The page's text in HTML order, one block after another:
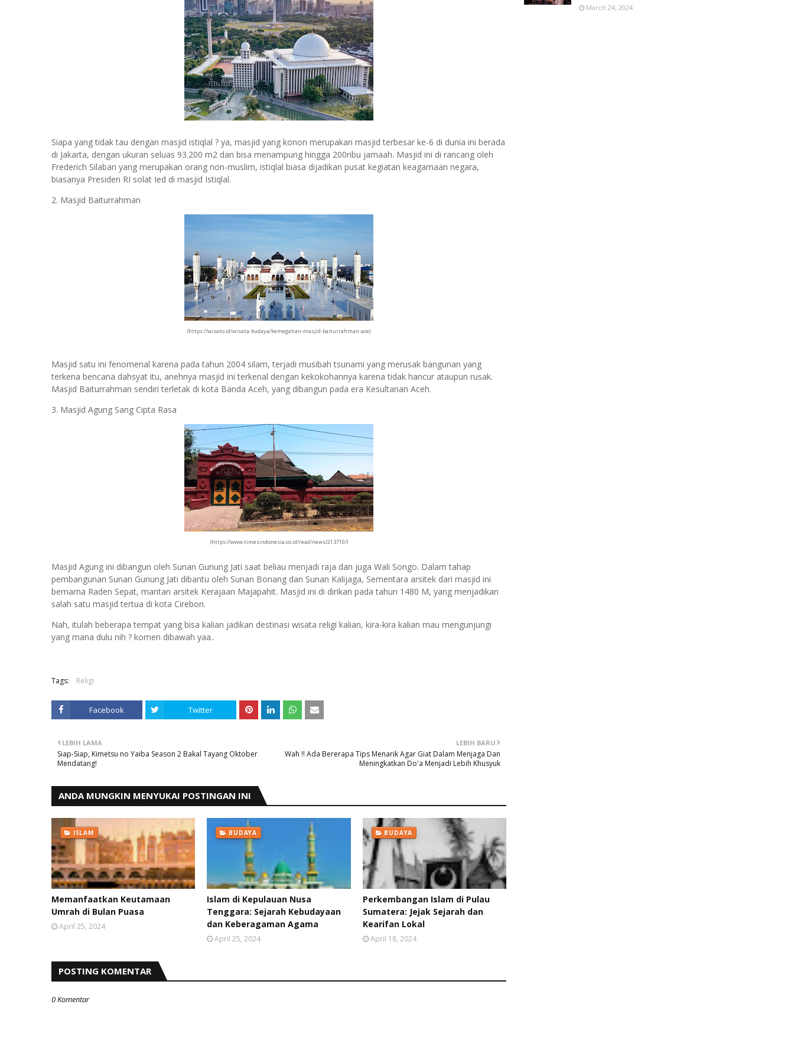
Siapa yang tidak tau dengan masjid istiqlal ? ya, masjid yang konon merupakan masjid terbesar ke-6 di dunia ini berada
di Jakarta, dengan ukuran seluas 93.200 m2 dan bisa menampung hingga 200ribu jamaah. Masjid ini di rancang oleh
Frederich Silaban yang merupakan orang non-muslim, istiqlal biasa dijadikan pusat kegiatan keagamaan negara,
biasanya Presiden RI solat Ied di masjid Istiqlal.
2. Masjid Baiturrahman
(https://wisato.id/wisata-budaya/kemegahan-masjid-baiturrahman-ace)
Masjid satu ini fenomenal karena pada tahun 2004 silam, terjadi musibah tsunami yang merusak bangunan yang
terkena bencana dahsyat itu, anehnya masjid ini terkenal dengan kekokohannya karena tidak hancur ataupun rusak.
Masjid Baiturrahman sendiri terletak di kota Banda Aceh, yang dibangun pada era Kesultanan Aceh.
3. Masjid Agung Sang Cipta Rasa
(https://www.timesindonesia.co.id/read/news/213710/)
Masjid Agung ini dibangun oleh Sunan Gunung Jati saat beliau menjadi raja dan juga Wali Songo. Dalam tahap
pembangunan Sunan Gunung Jati dibantu oleh Sunan Bonang dan Sunan Kalijaga, Sementara arsitek dari masjid ini
bernama Raden Sepat, mantan arsitek Kerajaan Majapahit. Masjid ini di dirikan pada tahun 1480 M, yang menjadikan
salah satu masjid tertua di kota Cirebon.
Nah, itulah beberapa tempat yang bisa kalian jadikan destinasi wisata religi kalian, kira-kira kalian mau mengunjungi
yang mana dulu nih ? komen dibawah yaa..
Tags: Religi
Facebook Twitter
LEBIH BARU
Wah !! Ada Bererapa Tips Menarik Agar Giat Dalam Menjaga Dan
Meningkatkan Do'a Menjadi Lebih Khusyuk
LEBIH LAMA
Siap-Siap, Kimetsu no Yaiba Season 2 Bakal Tayang Oktober
Mendatang!
ANDA MUNGKIN MENYUKAI POSTINGAN INI
ISLAM
Memanfaatkan Keutamaan
Umrah di Bulan Puasa
April 25, 2024
BUDAYA
Islam di Kepulauan Nusa
Tenggara: Sejarah Kebudayaan
dan Keberagaman Agama
April 25, 2024
BUDAYA
Perkembangan Islam di Pulau
Sumatera: Jejak Sejarah dan
Kearifan Lokal
April 18, 2024
POSTING KOMENTAR
0 Komentar
March 24, 2024